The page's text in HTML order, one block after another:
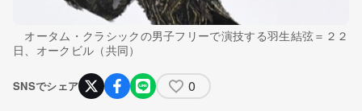
オータム・クラシックの男子フリーで演技する羽生結弦＝２２
日、オークビル（共同）
SNSでシェア 0